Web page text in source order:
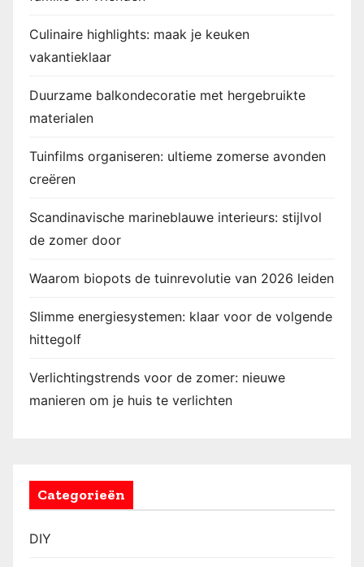
Culinaire highlights: maak je keuken
vakantieklaar
Duurzame balkondecoratie met hergebruikte
materialen
Tuinfilms organiseren: ultieme zomerse avonden
creëren
Scandinavische marineblauwe interieurs: stijlvol
de zomer door
Waarom biopots de tuinrevolutie van 2026 leiden
Slimme energiesystemen: klaar voor de volgende
hittegolf
Verlichtingstrends voor de zomer: nieuwe
manieren om je huis te verlichten
Categorieën
DIY